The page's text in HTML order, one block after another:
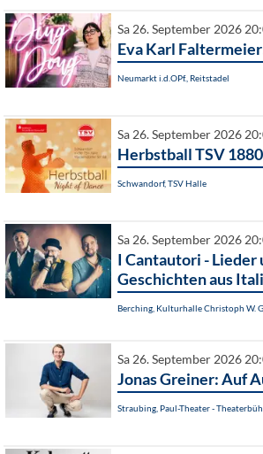
Sa 26. September 2026
Eva Karl
Neumarkt i.d.OPf., Reitstadel
Sa 26. September 2026
Herbstball TSV
Schwandorf, TSV Halle
Sa 26. September 2026
I Cantautori - Lieder
Geschichten aus
Berching, Kulturhalle Christoph W.
Sa 26. September 2026
Jonas Greiner: Auf
Straubing, Paul-Theater -